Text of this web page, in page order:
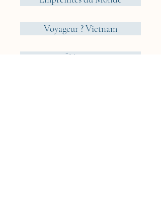
Voyageur ? Vietnam
Éléments